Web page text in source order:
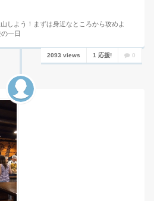
しよう！まずは身近なところから攻めよ
一日
2093 views 1 応援! 0